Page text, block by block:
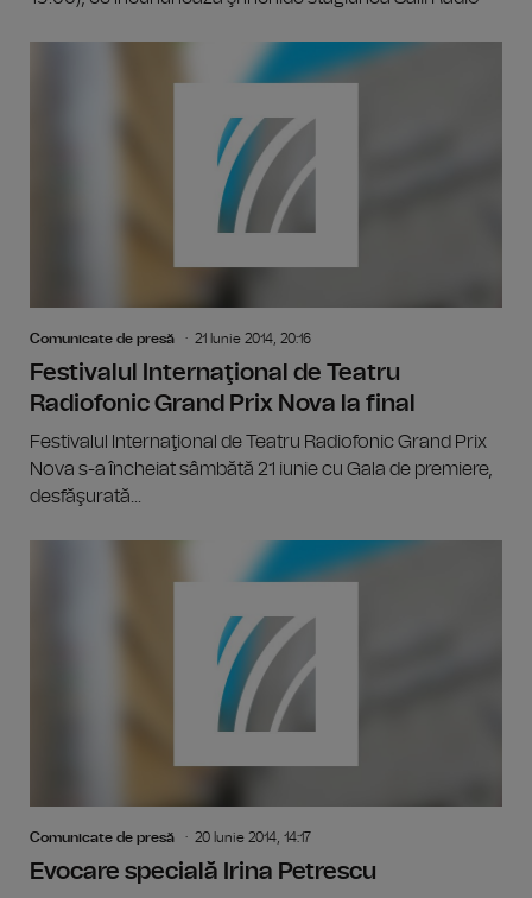
Comunicate de presă 21 Iunie 2014, 20:16
Festivalul Internaţional de Teatru
Radiofonic Grand Prix Nova la final
Festivalul Internaţional de Teatru Radiofonic Grand Prix
Nova s-a încheiat sâmbătă 21 iunie cu Gala de premiere,
desfăşurată...
Comunicate de presă 20 Iunie 2014, 14:17
Evocare specială Irina Petrescu